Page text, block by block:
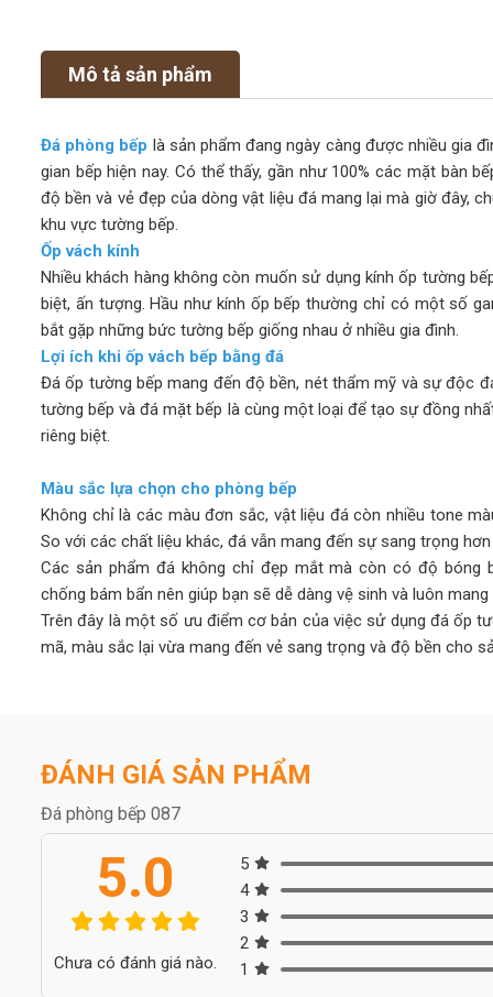
Mô tả sản phẩm
Đá phòng bếp là sản phẩm đang ngày càng được nhiều gia
gian bếp hiện nay. Có thể thấy, gần như 100% các mặt bàn
độ bền và vẻ đẹp của dòng vật liệu đá mang lại mà giờ đây,
khu vực tường bếp.
Ốp vách kính
Nhiều khách hàng không còn muốn sử dụng kính ốp tường
biệt, ấn tượng. Hầu như kính ốp bếp thường chỉ có một số
bắt gặp những bức tường bếp giống nhau ở nhiều gia đình.
Lợi ích khi ốp vách bếp bằng đá
Đá ốp tường bếp mang đến độ bền, nét thẩm mỹ và sự độc
tường bếp và đá mặt bếp là cùng một loại để tạo sự đồng
riêng biệt.
Màu sắc lựa chọn cho phòng bếp
Không chỉ là các màu đơn sắc, vật liệu đá còn nhiều tone
So với các chất liệu khác, đá vẫn mang đến sự sang trọng
Các sản phẩm đá không chỉ đẹp mắt mà còn có độ bóng
chống bám bẩn nên giúp bạn sẽ dễ dàng vệ sinh và luôn
Trên đây là một số ưu điểm cơ bản của việc sử dụng đá ốp
mã, màu sắc lại vừa mang đến vẻ sang trọng và độ bền cho
thể dùng cho vị trí tường bếp. Trong đó có các chủng loại
nhân tạo, đá marble,đá thạch anh,
khác nhau giúp khách hàng có thể lựa chọn mẫu đá theo
Đối với vị trí tường bếp, đây là khu vực không phải chịu
không cần quá khắt khe về độ dày, bạn có thể sử dụng đá
Như đã viết ở trên, khách hàng có thể chọn đá ốp mặt
khác nhau, tùy theo nhu cầu.
Những gam màu thường được lựa chọn để ốp tường bếp
Tùy theo phong cách thiết kế mà bạn lựa chọn gam màu phù
ĐÁNH GIÁ SẢN PHẨM
Đá phòng bếp 087
5.0
Chưa có đánh giá nào.
5
4
3
2
1